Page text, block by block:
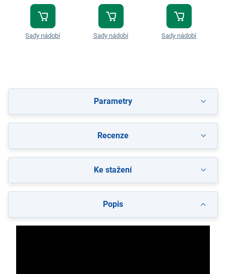
Sady nádobí Sady nádobí Sady nádobí
Popis
Parametry
Recenze
Ke stažení